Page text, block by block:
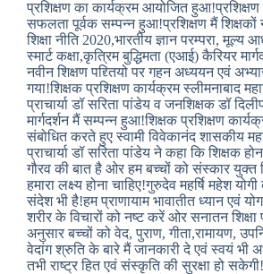
प्रशिक्षण का कार्यक्रम आयोजित हुआ!प्रशिक्षण
सफलता पूर्वक सम्पन्न हुआ!प्रशिक्षण मैं शिक्षकों
शिक्षा नीति 2020,भारतीय ज्ञान परम्परा, मूल्य
स्मार्ट कक्षा,कृत्रिम बुद्धिमता (एआई) कैरियर
नवीन शिक्षण पद्द्तियो पर गहन अध्ययन एवं
गया!शिक्षक प्रशिक्षण कार्यक्रम स्लीमनाबाद
प्राचार्या डॉ सरिता पांडेय व जनशिक्षक डॉ
मार्गदर्शन मैं सम्पन्न हुआ!शिक्षक प्रशिक्षण
संबोधित करते हुए स्वामी विवेकानंद शासकीय
प्राचार्या डॉ सरिता पांडेय ने कहा कि शिक्षक
गौरव की बात है ओर हम बच्चों को संस्कार युक्त
हमारा लक्ष्य होना चाहिए!गुरुदेव महर्षि महेश
संदेश भी है!हम प्राणायाम भावातीत ध्यान एवं
शरीर के विचारों को नष्ट करें ओर सनातन शिक्षा
अनुसार बच्चों को वेद, पुराण, गीता,रामायण,
वेदांग श्रुति के बारे मैं जानकारी दे एवं स्वयं भी
तभी राष्ट्र हित एवं संस्कृति की सुरक्षा हो